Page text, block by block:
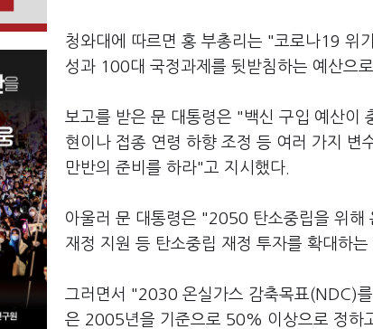
청와대에 따르면 홍 부총리는 "코로나19 위
성과 100대 국정과제를 뒷받침하는 예산으
보고를 받은 문 대통령은 "백신 구입 예산이
현이나 접종 연령 하향 조정 등 여러 가지 변
만반의 준비를 하라"고 지시했다.
아울러 문 대통령은 "2050 탄소중립을 위해
재정 지원 등 탄소중립 재정 투자를 확대하
그러면서 "2030 온실가스 감축목표(NDC)
은 2005년을 기준으로 50% 이상으로 정하